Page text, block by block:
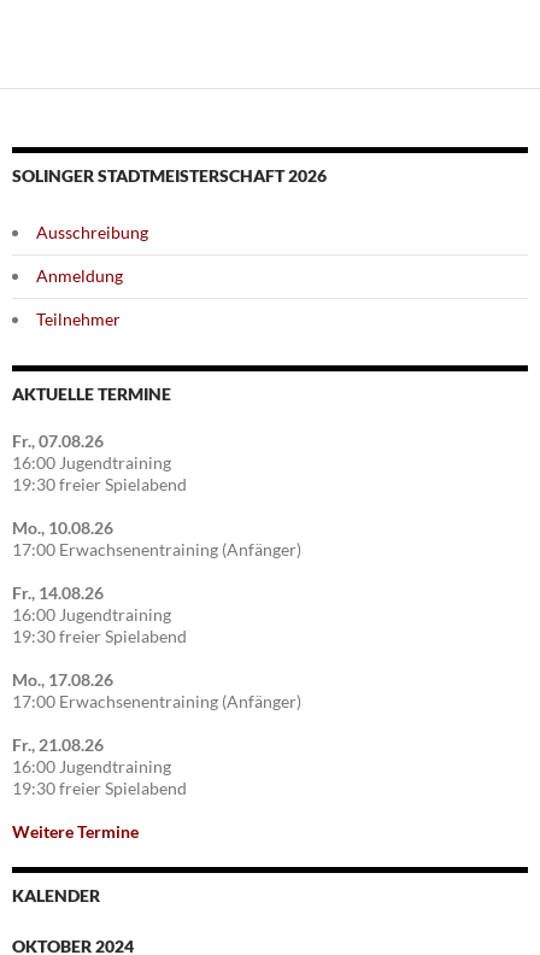
SOLINGER STADTMEISTERSCHAFT 2026
Ausschreibung
Anmeldung
Teilnehmer
AKTUELLE TERMINE
Fr., 07.08.26
16:00 Jugendtraining
19:30 freier Spielabend
Mo., 10.08.26
17:00 Erwachsenentraining (Anfänger)
Fr., 14.08.26
16:00 Jugendtraining
19:30 freier Spielabend
Mo., 17.08.26
17:00 Erwachsenentraining (Anfänger)
Fr., 21.08.26
16:00 Jugendtraining
19:30 freier Spielabend
Weitere Termine
KALENDER
OKTOBER 2024